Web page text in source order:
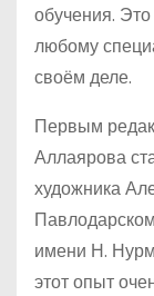
обучения.
любому
своём деле.
Первым
Аллаярова
художника
имени Н.
этот опыт